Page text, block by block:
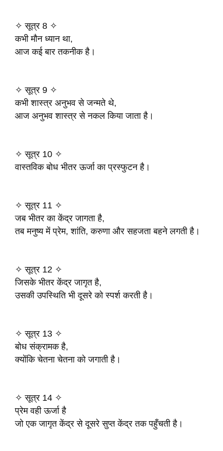
✧ सूत्र 8 ✧
कभी मौन ध्यान था,
आज कई बार तकनीक है।
✧ सूत्र 9 ✧
कभी शास्त्र अनुभव से जन्मते थे,
आज अनुभव शास्त्र से नकल किया जाता है।
✧ सूत्र 10 ✧
वास्तविक बोध भीतर ऊर्जा का प्रस्फुटन है।
✧ सूत्र 11 ✧
जब भीतर का केंद्र जागता है,
तब मनुष्य में प्रेम, शांति, करुणा और सहजता बहने लगती है।
✧ सूत्र 12 ✧
जिसके भीतर केंद्र जागृत है,
उसकी उपस्थिति भी दूसरे को स्पर्श करती है।
✧ सूत्र 13 ✧
बोध संक्रामक है,
क्योंकि चेतना चेतना को जगाती है।
✧ सूत्र 14 ✧
प्रेम वही ऊर्जा है
जो एक जागृत केंद्र से दूसरे सुप्त केंद्र तक पहुँचती है।